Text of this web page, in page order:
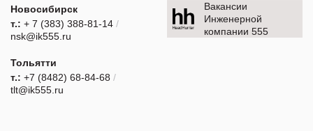
Новосибирск
т.: + 7 (383) 388-81-14 /
nsk@ik555.ru
Тольятти
т.: +7 (8482) 68-84-68 /
tlt@ik555.ru
Вакансии
Инженерной
компании 555